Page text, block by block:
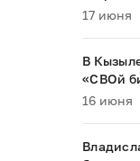
17 июня
В
«СВОй
их семей
16 июня